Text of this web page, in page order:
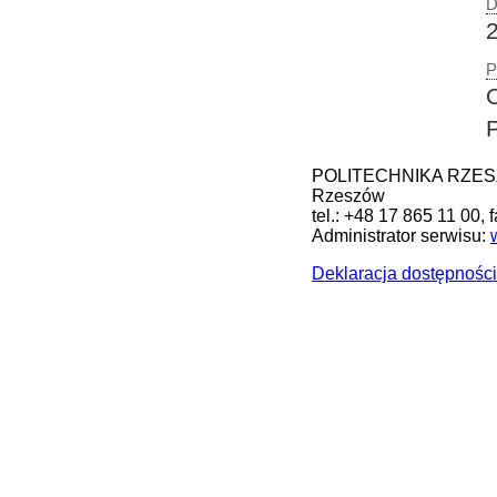
POLITECHNIKA
Rzeszów
tel.: +48 17 865 11 00,
Administrator serwisu:
Deklaracja dostępności